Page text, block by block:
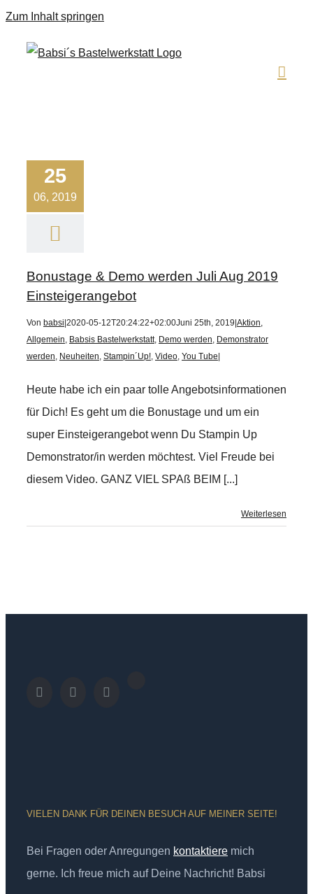
Zum Inhalt springen
25
06, 2019
Bonustage & Demo werden Juli Aug 2019
Einsteigerangebot
Von babsi 2020-05-12T20:24:22+02:00Juni 25th, 2019 Aktion,
Allgemein, Babsis Bastelwerkstatt, Demo werden, Demonstrator
werden, Neuheiten, Stampin´Up!, Video, You Tube
Heute habe ich ein paar tolle Angebotsinformationen
für Dich! Es geht um die Bonustage und um ein
super Einsteigerangebot wenn Du Stampin Up
Demonstrator/in werden möchtest. Viel Freude bei
diesem Video. GANZ VIEL SPAß BEIM [...]
Weiterlesen
VIELEN DANK FÜR DEINEN BESUCH AUF MEINER SEITE!
Bei Fragen oder Anregungen kontaktiere mich
gerne. Ich freue mich auf Deine Nachricht! Babsi